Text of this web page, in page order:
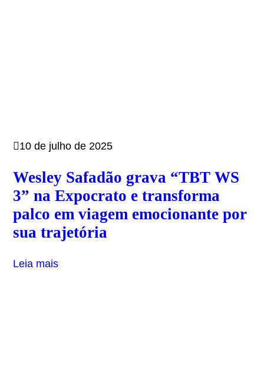
10 de julho de 2025
Wesley Safadão grava “TBT WS
3” na Expocrato e transforma
palco em viagem emocionante por
sua trajetória
Leia mais